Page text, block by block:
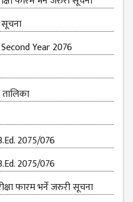
सूचना
Year 2076
2075/076
2075/076
फारम भर्ने जरुरी सूचना